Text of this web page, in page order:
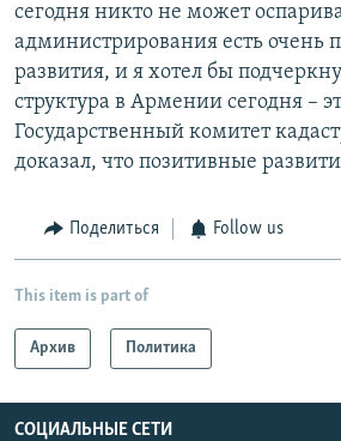
сегодня никто не может
администрирования есть очень
развития, и я хотел бы
структура в Армении сегодня –
Государственный комитет
доказал, что позитивные
Поделиться Follow us
This item is part of
Архив Политика
СОЦИАЛЬНЫЕ СЕТИ